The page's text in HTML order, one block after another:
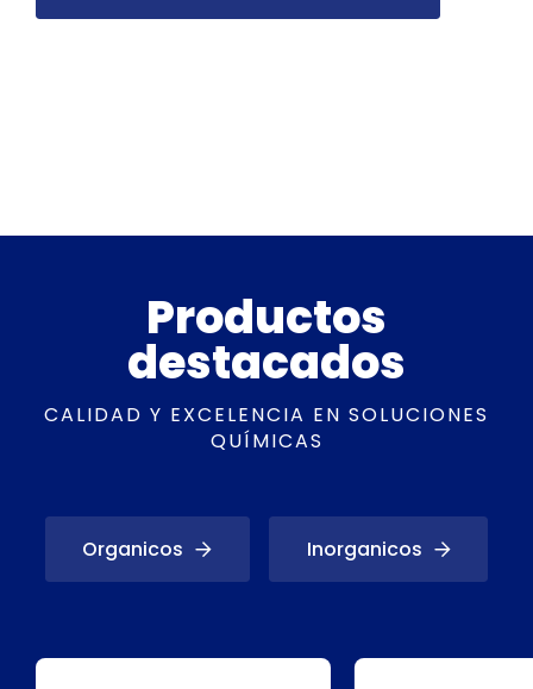
Productos
destacados
CALIDAD Y EXCELENCIA EN SOLUCIONES
QUÍMICAS
Organicos Inorganicos